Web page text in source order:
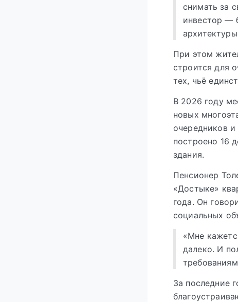
снимать за
инвестор —
При этом
строится для
тех, чьё
В 2026 году
новых
очередников
построено 16
здания.
Пенсионер
«Достыке»
года. Он
социальных
«Мне
далеко. И
За последние